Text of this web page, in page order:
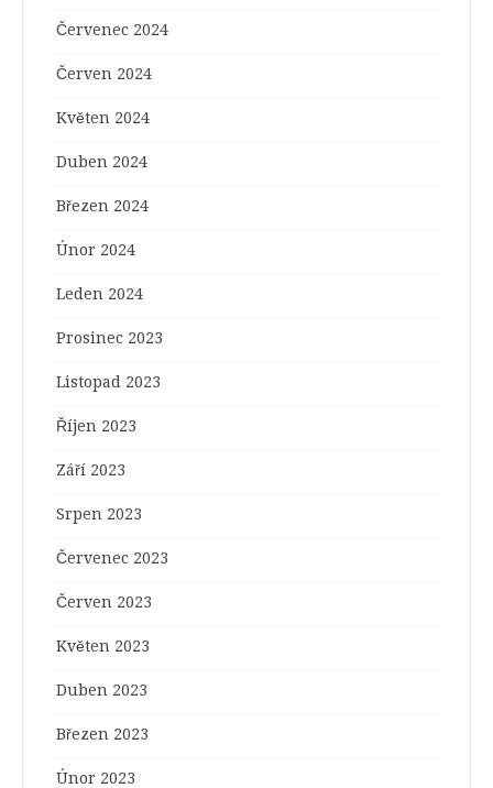
Červenec 2024
Červen 2024
Květen 2024
Duben 2024
Březen 2024
Únor 2024
Leden 2024
Prosinec 2023
Listopad 2023
Říjen 2023
Září 2023
Srpen 2023
Červenec 2023
Červen 2023
Květen 2023
Duben 2023
Březen 2023
Únor 2023